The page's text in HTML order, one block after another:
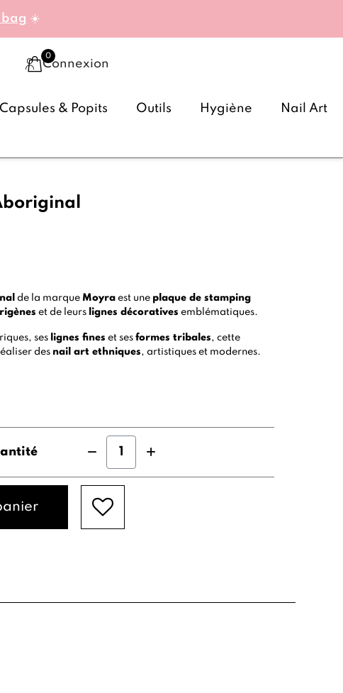
☀️
Connexion
Capsules & Popits Outils Hygiène Nail Art
de la marque Moyra est une plaque de stamping
et de leurs lignes décoratives emblématiques.
ses lignes fines et sesformes tribales , cette
des nail art ethniques , artistiques et modernes.